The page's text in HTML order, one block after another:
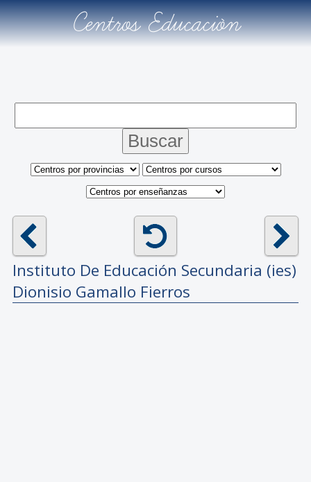
Centros Educación
Instituto De Educación Secundaria (ies)
Dionisio Gamallo Fierros